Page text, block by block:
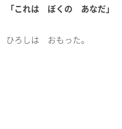
「これは ぼくの あなだ」
ひろしは おもった。